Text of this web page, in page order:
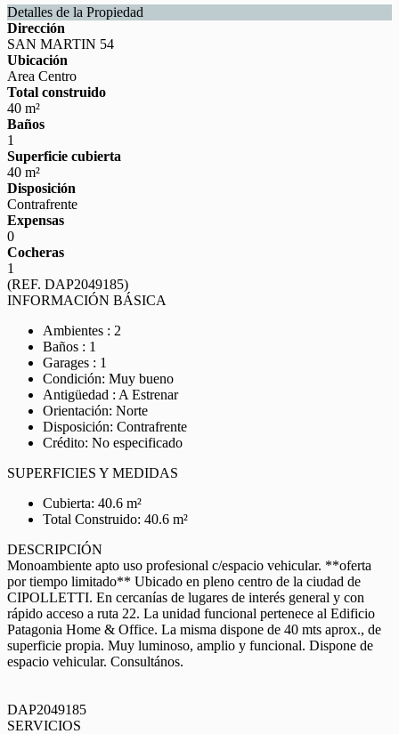
Detalles de la Propiedad
Dirección
SAN MARTIN 54
Ubicación
Area Centro
Total construido
40 m²
Baños
1
Superficie cubierta
40 m²
Disposición
Contrafrente
Expensas
0
Cocheras
1
(REF. DAP2049185)
INFORMACIÓN BÁSICA
Ambientes : 2
Baños : 1
Garages : 1
Condición: Muy bueno
Antigüedad : A Estrenar
Orientación: Norte
Disposición: Contrafrente
Crédito: No especificado
SUPERFICIES Y MEDIDAS
Cubierta: 40.6 m²
Total Construido: 40.6 m²
DESCRIPCIÓN
Monoambiente apto uso profesional c/espacio vehicular. **oferta
por tiempo limitado** Ubicado en pleno centro de la ciudad de
CIPOLLETTI. En cercanías de lugares de interés general y con
rápido acceso a ruta 22. La unidad funcional pertenece al Edificio
Patagonia Home & Office. La misma dispone de 40 mts aprox., de
superficie propia. Muy luminoso, amplio y funcional. Dispone de
espacio vehicular. Consultános.
DAP2049185
SERVICIOS